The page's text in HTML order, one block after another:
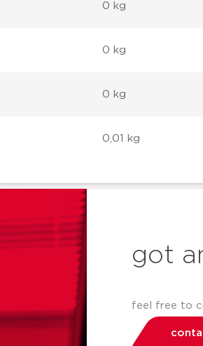
0 kg
0 kg
0 kg
0,01 kg
got
feel free to